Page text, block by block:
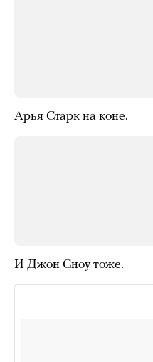
Арья Старк на коне.
И Джон Сноу тоже.